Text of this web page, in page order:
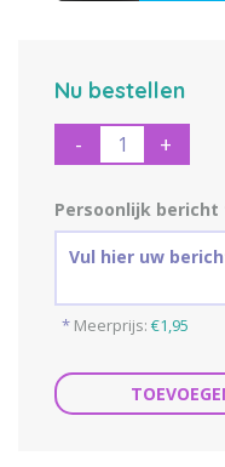
Nu bestellen
- +
Persoonlijk
* Meerprijs: €1,95